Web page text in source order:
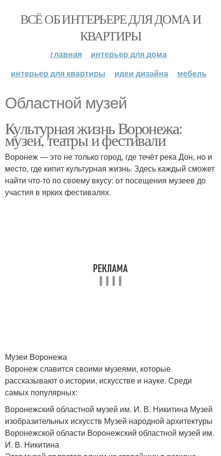
ВСЁ ОБ ИНТЕРЬЕРЕ ДЛЯ ДОМА И
КВАРТИРЫ
главная
интерьер для дома
интерьер для квартиры
идеи дизайна мебель
Областной музей
Культурная жизнь Воронежа:
музеи, театры и фестивали
Воронеж — это не только город, где течёт река Дон, но и
место, где кипит культурная жизнь. Здесь каждый сможет
найти что-то по своему вкусу: от посещения музеев до
участия в ярких фестивалях.
Музеи Воронежа
Воронеж славится своими музеями, которые
рассказывают о истории, искусстве и науке. Среди
самых популярных:
Воронежский областной музей им. И. В. Никитина Музей
изобразительных искусств Музей народной архитектуры
Воронежской области Воронежский областной музей им.
И. В. Никитина